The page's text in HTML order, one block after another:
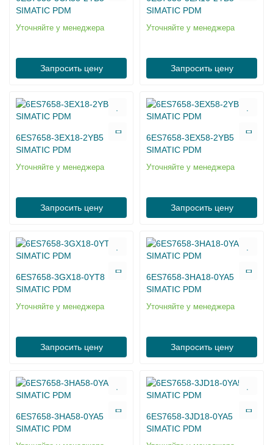
SIMATIC PDM
Уточняйте у менеджера
Запросить цену
SIMATIC PDM
Уточняйте у менеджера
Запросить цену
6ES7658-3EX18-2YB5
SIMATIC PDM
Уточняйте у менеджера
Запросить цену
6ES7658-3EX58-2YB5
SIMATIC PDM
Уточняйте у менеджера
Запросить цену
6ES7658-3GX18-0YT8
SIMATIC PDM
Уточняйте у менеджера
Запросить цену
6ES7658-3HA18-0YA5
SIMATIC PDM
Уточняйте у менеджера
Запросить цену
6ES7658-3HA58-0YA5
SIMATIC PDM
6ES7658-3JD18-0YA5
SIMATIC PDM